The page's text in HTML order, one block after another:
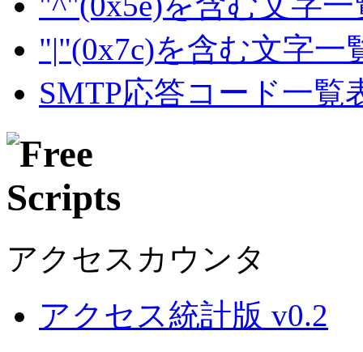
"|"(0x7c)を含む文字一
SMTP応答コード一覧
アクセスカウンタ
アクセス統計版 v0.2